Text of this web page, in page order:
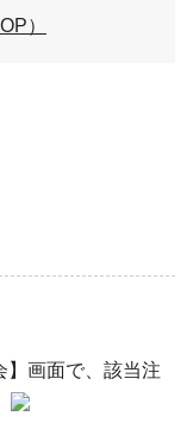
）
】画面で、該当注